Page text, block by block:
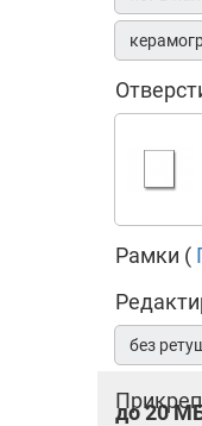
Рамки (
без
до 20